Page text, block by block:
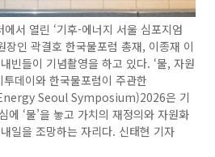
서 열린 ‘기후-에너지 서울 심포지엄
장인 곽결호 한국물포럼 총재, 이종재 이
빈들이 기념촬영을 하고 있다. ‘물, 자원
데이와 한국물포럼이 주관한
Seoul Symposium)2026은 기
에 ‘물’을 놓고 가치의 재정의와 자원화
일을 조망하는 자리다. 신태현 기자